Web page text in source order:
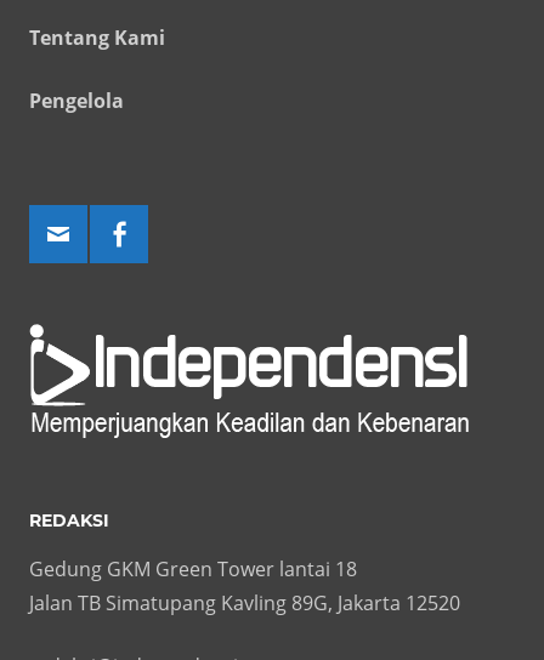
Tentang Kami
Pengelola
REDAKSI
Gedung GKM Green Tower lantai 18
Jalan TB Simatupang Kavling 89G, Jakarta 12520